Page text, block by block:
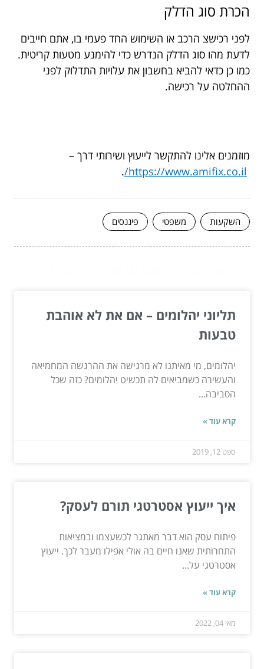
הכרת סוג הדלק
לפני רכישצ הרכב או השימוש החד פעמי בו, אתם חייבים
לדעת מהו סוג הדלק הנדרש כדי להימנע מטעות קריטית.
כמו כן כדאי להביא בחשבון את עלויות התדלוק לפני
ההחלטה על רכישה.
מוזמנים אלינו להתקשר לייעוץ ושירותי דרך –
https://www.amifix.co.il/
.
השקעות משפטי פיננסים
תליוני יהלומים – אם את לא אוהבת
טבעות
יהלומים, מי מאיתנו לא מרגישה את ההרגשה המחמיאה
והעשירה כשמביאים לה תכשיט יהלומים? כזה שכל
הסביבה...
קרא עוד »
ספט 12, 2019
איך ייעוץ אסטרטגי תורם לעסק?
פיתוח עסק הוא דבר מאתגר לכשעצמו ובמציאות
התחרותית שאנו חיים בה אולי אפילו מעבר לכך. ייעוץ
אסטרטגי על...
קרא עוד »
מאי 04, 2022